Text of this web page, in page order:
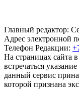
Главный редактор:
Адрес электронной
Телефон Редакции:
На страницах сайта
встречаться
данный сервис
которой признана